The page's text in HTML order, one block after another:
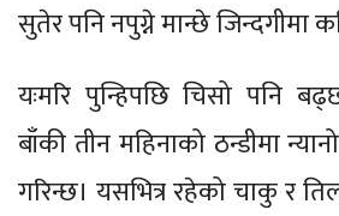
सुतेर पनि नपुग्ने मान्छे जिन्दगीमा
यःमरि पुन्हिपछि चिसो पनि
बाँकी तीन महिनाको ठन्डीमा
गरिन्छ। यसभित्र रहेको चाकु र